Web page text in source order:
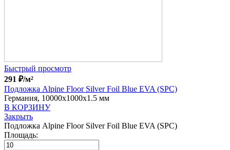
Быстрый просмотр
291 ₽/м²
Подложка Alpine Floor Silver Foil Blue EVA (SPC)
Германия, 10000x1000x1.5 мм
В КОРЗИНУ
Закрыть
Подложка Alpine Floor Silver Foil Blue EVA (SPC)
Площадь: